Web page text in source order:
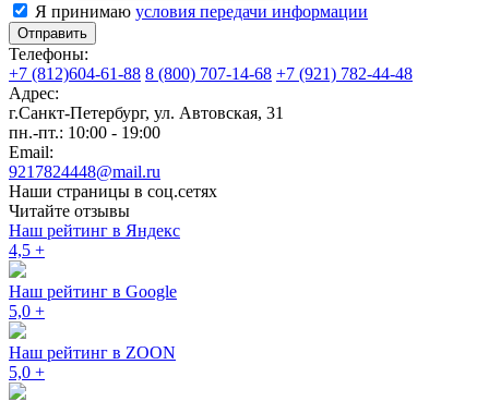
Я принимаю условия передачи информации
Отправить
Телефоны:
+7 (812)604-61-88 8 (800) 707-14-68 +7 (921) 782-44-48
Адрес:
г.Санкт-Петербург, ул. Автовская, 31
пн.-пт.: 10:00 - 19:00
Email:
9217824448@mail.ru
Наши страницы в соц.сетях
Читайте отзывы
Наш рейтинг в Яндекс
4,5 +
Наш рейтинг в Google
5,0 +
Наш рейтинг в ZOON
5,0 +